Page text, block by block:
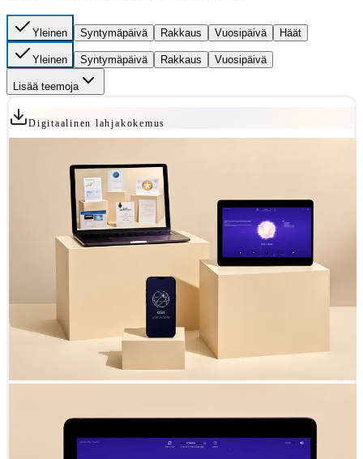
Yleinen Syntymäpäivä Rakkaus Vuosipäivä Häät
Yleinen Syntymäpäivä Rakkaus Vuosipäivä
Lisää teemoja
Digitaalinen lahjakokemus